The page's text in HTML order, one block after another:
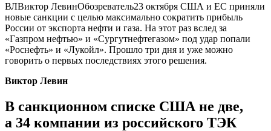
ВЛВиктор ЛевинОбозреватель23 октября США и ЕС приняли
новые санкции с целью максимально сократить прибыль
России от экспорта нефти и газа. На этот раз вслед за
«Газпром нефтью» и «Сургутнефтегазом» под удар попали
«Роснефть» и «Лукойл». Прошло три дня и уже можно
говорить о первых последствиях этого решения.
Виктор Левин
В санкционном списке США не две,
а 34 компании из российского ТЭК